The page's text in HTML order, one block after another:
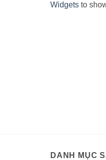
Widgets to
DANH MỤC